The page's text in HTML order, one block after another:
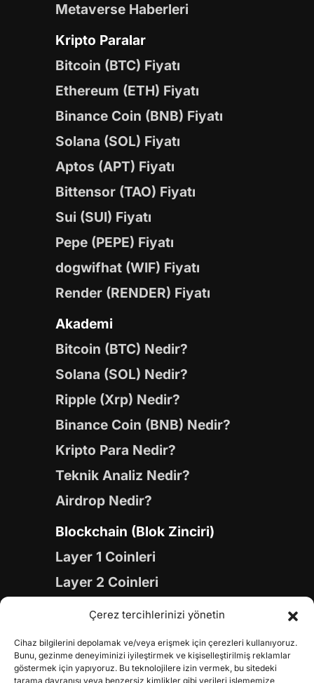
Çerez tercihlerinizi yönetin
Cihaz bilgilerini depolamak ve/veya erişmek için çerezleri kullanıyoruz.
Bunu, gezinme deneyiminizi iyileştirmek ve kişiselleştirilmiş reklamlar
göstermek için yapıyoruz. Bu teknolojilere izin vermek, bu sitedeki
tarama davranışı veya benzersiz kimlikler gibi verileri işlememize
Metaverse Haberleri
Kripto Paralar
Bitcoin (BTC) Fiyatı
Ethereum (ETH) Fiyatı
Binance Coin (BNB) Fiyatı
Solana (SOL) Fiyatı
Aptos (APT) Fiyatı
Bittensor (TAO) Fiyatı
Sui (SUI) Fiyatı
Pepe (PEPE) Fiyatı
dogwifhat (WIF) Fiyatı
Render (RENDER) Fiyatı
Akademi
Bitcoin (BTC) Nedir?
Solana (SOL) Nedir?
Ripple (Xrp) Nedir?
Binance Coin (BNB) Nedir?
Kripto Para Nedir?
Teknik Analiz Nedir?
Airdrop Nedir?
Blockchain (Blok Zinciri)
Layer 1 Coinleri
Layer 2 Coinleri
Yapay Zeka (AI) Coinleri
Gaming Coinleri